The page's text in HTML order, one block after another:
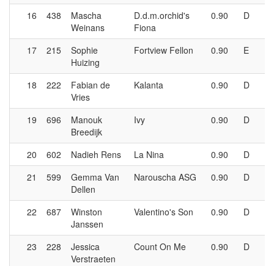
16 438
Mascha
Weinans
D.d.m.orchid's
Fiona
0.90 D
17 215
Sophie
Huizing
Fortview Fellon 0.90 E
18 222
Fabian de
Vries
Kalanta 0.90 D
19 696
Manouk
Breedijk
Ivy 0.90 D
20 602 Nadieh Rens La Nina 0.90
D
21
599
Gemma Van
Dellen
Narouscha ASG 0.90 D
22 687
Winston
Janssen
Valentino's Son 0.90 D
23 228
Jessica
Verstraeten
Count On Me 0.90 D